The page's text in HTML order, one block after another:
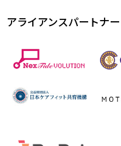
アライアンスパートナー